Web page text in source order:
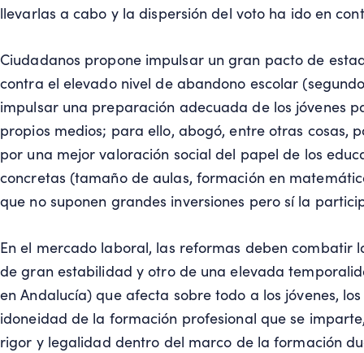
llevarlas a cabo y la dispersión del voto ha ido en
Ciudadanos propone impulsar un gran pacto de
contra el elevado nivel de abandono escolar
impulsar una preparación adecuada de los jóvenes
propios medios; para ello, abogó, entre otras cosas,
por una mejor valoración social del papel de los
concretas (tamaño de aulas, formación en
que no suponen grandes inversiones pero sí la
En el mercado laboral, las reformas deben combatir
de gran estabilidad y otro de una elevada
en Andalucía) que afecta sobre todo a los jóvenes,
idoneidad de la formación profesional que se
rigor y legalidad dentro del marco de la formación